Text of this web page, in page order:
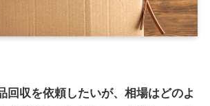
回収を依頼したいが、相場はどのよ